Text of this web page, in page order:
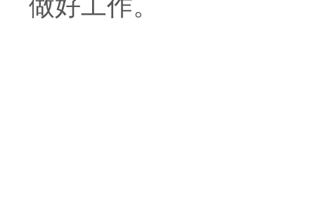
做好工作。